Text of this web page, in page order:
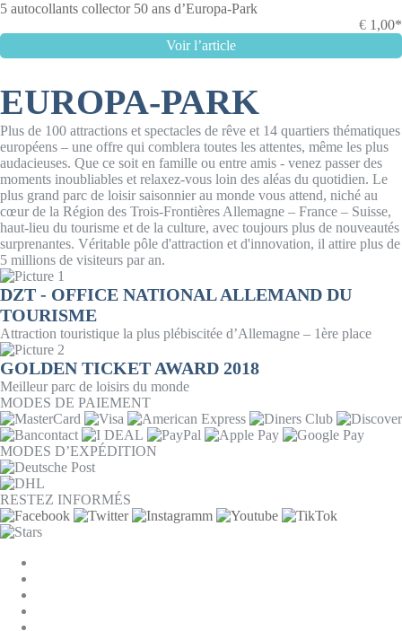
5 autocollants collector 50 ans d’Europa-Park
€ 1,00*
Voir l’article
EUROPA-PARK
Plus de 100 attractions et spectacles de rêve et 14 quartiers thématiques
européens – une offre qui comblera toutes les attentes, même les plus
audacieuses. Que ce soit en famille ou entre amis - venez passer des
moments inoubliables et relaxez-vous loin des aléas du quotidien. Le
plus grand parc de loisir saisonnier au monde vous attend, niché au
cœur de la Région des Trois-Frontières Allemagne – France – Suisse,
haut-lieu du tourisme et de la culture, avec toujours plus de nouveautés
surprenantes. Véritable pôle d'attraction et d'innovation, il attire plus de
5 millions de visiteurs par an.
DZT - OFFICE NATIONAL ALLEMAND DU
TOURISME
Attraction touristique la plus plébiscitée d’Allemagne – 1ère place
GOLDEN TICKET AWARD 2018
Meilleur parc de loisirs du monde
MODES DE PAIEMENT
MODES D’EXPÉDITION
RESTEZ INFORMÉS